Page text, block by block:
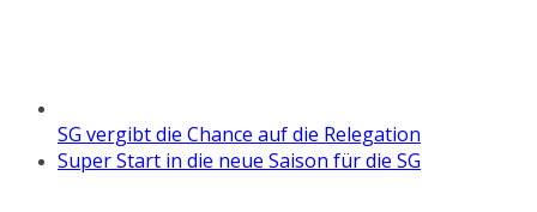
SG vergibt die Chance auf die Relegation
Super Start in die neue Saison für die SG